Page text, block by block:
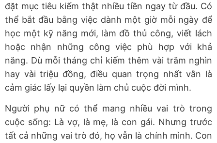
đặt mục tiêu kiếm thật nhiều tiền ngay từ đầu. Có
thể bắt đầu bằng việc dành một giờ mỗi ngày để
học một kỹ năng mới, làm đồ thủ công, viết lách
hoặc nhận những công việc phù hợp với khả
năng. Dù mỗi tháng chỉ kiếm thêm vài trăm nghìn
hay vài triệu đồng, điều quan trọng nhất vẫn là
cảm giác lấy lại quyền làm chủ cuộc đời mình.
Người phụ nữ có thể mang nhiều vai trò trong
cuộc sống: Là vợ, là mẹ, là con gái. Nhưng trước
tất cả những vai trò đó, họ vẫn là chính mình. Con